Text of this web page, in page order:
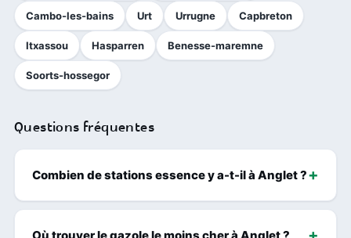
Cambo-les-bains Urt Urrugne Capbreton
Itxassou Hasparren Benesse-maremne
Soorts-hossegor
Questions fréquentes
Combien de stations essence y a-t-il à Anglet ?